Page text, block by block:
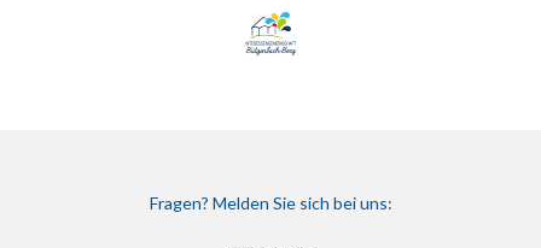
Fragen? Melden Sie sich bei uns: